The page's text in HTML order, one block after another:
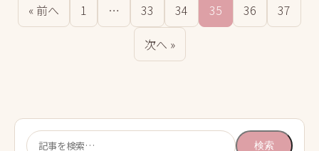
« 前へ 1 … 33 34 35 36
37
次へ »
検
検索